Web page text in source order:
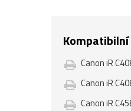
Canon iR
Canon iR
Canon iR